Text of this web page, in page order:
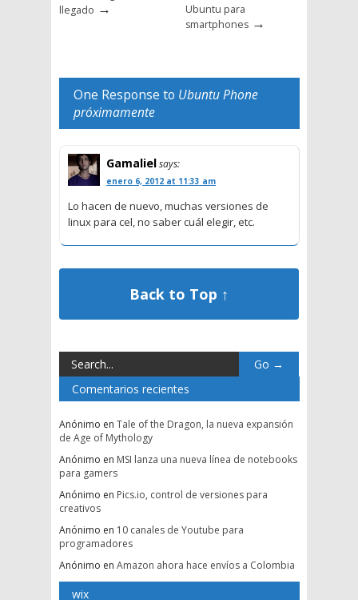
llegado →
Ubuntu para
smartphones →
One Response to Ubuntu Phone
próximamente
Gamalielsays:
enero 6, 2012 at 11:33 am
Lo hacen de nuevo, muchas versiones de
linux para cel, no saber cuál elegir, etc.
Back to Top ↑
Comentarios recientes
Anónimo en Tale of the Dragon, la nueva expansión
de Age of Mythology
Anónimo en MSI lanza una nueva línea de notebooks
para gamers
Anónimo en Pics.io, control de versiones para
creativos
Anónimo en 10 canales de Youtube para
programadores
Anónimo en Amazon ahora hace envíos a Colombia
wix